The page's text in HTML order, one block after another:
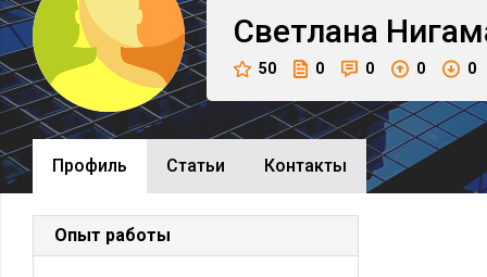
Светлана
50 0 0 0 0
Профиль Cтатьи Контакты
Опыт работы